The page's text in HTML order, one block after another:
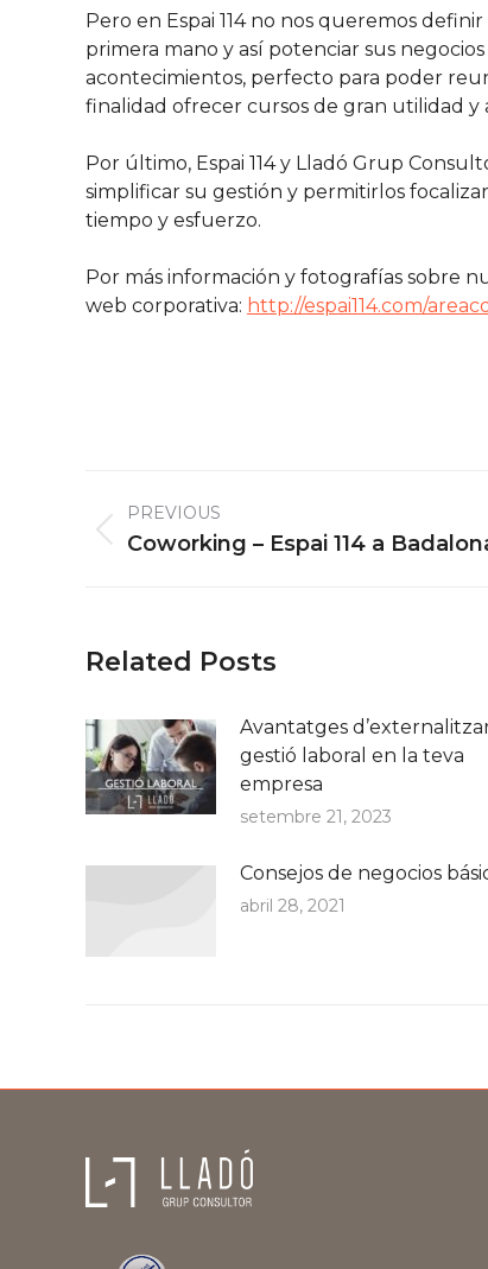
Pero en Espai 114 no nos queremos
primera mano y así potenciar sus
acontecimientos, perfecto para poder
finalidad ofrecer cursos de gran utilidad y
Por último, Espai 114 y Lladó Grup
simplificar su gestión y permitirlos
tiempo y esfuerzo.
Por más información y fotografías sobre
web corporativa: http://espai114.com/
navigation
PREVIOUS
Previous
Coworking – Espai 114 a
Related Posts
Avantatges
gestió laboral en la teva
empresa
setembre 21, 2023
Consejos de negocios
abril 28, 2021